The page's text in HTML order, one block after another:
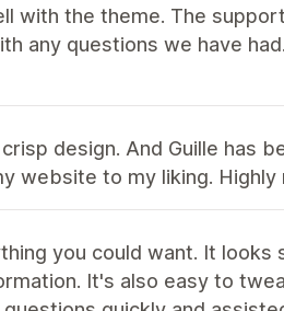
with the theme. The
any questions we have
design. And Guille has
website to my liking. Highly
you could want. It looks
It's also easy to